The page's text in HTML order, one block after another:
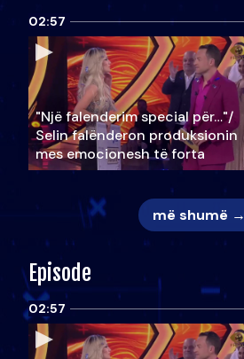
02:57
"Një falenderim special për…"/
Selin falënderon produksionin
mes emocionesh të forta
më shumë →
Episode
02:57